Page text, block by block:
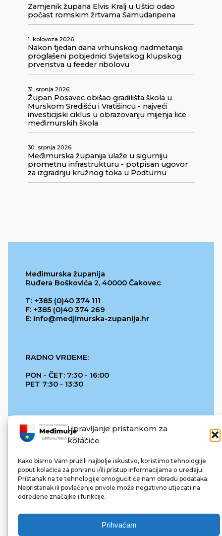
Upravljanje pristankom za
kolačiće
Kako bismo Vam pružili najbolje iskustvo, koristimo tehnologije
poput kolačića za pohranu i/ili pristup informacijama o uređaju.
Pristanak na te tehnologije omogućit će nam obradu podataka.
Nepristanak ili povlačenje privole može negativno utjecati na
određene značajke i funkcije.
Prihvaćam
Zamjenik župana Elvis Kralj u Uštici odao
počast romskim žrtvama Samudaripena
1. kolovoza 2026.
Nakon tjedan dana vrhunskog nadmetanja
proglašeni pobjednici Svjetskog klupskog
prvenstva u feeder ribolovu
31. srpnja 2026.
Župan Posavec obišao gradilišta škola u
Murskom Središću i Vratišincu - najveći
investicijski ciklus u obrazovanju mijenja lice
međimurskih škola
30. srpnja 2026.
Međimurska županija ulaže u sigurniju
prometnu infrastrukturu - potpisan ugovor
za izgradnju kružnog toka u Podturnu
Međimurska županija
Ruđera Boškovića 2, 40000 Čakovec
T: +385 (0)40 374 111
F: +385 (0)40 374 269
E: info@medjimurska-zupanija.hr
RADNO VRIJEME:
PON - ČET: 7:30 - 16:00
PET 7:30 - 13:30
REPUBLIKA HRVATSKA